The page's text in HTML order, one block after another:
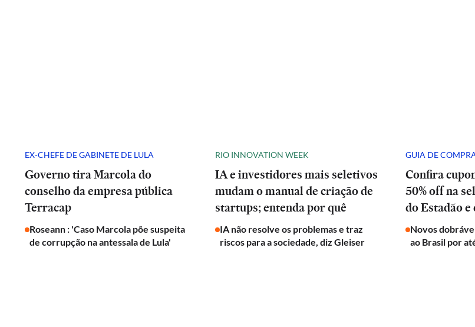
EX-CHEFE DE GABINETE DE LULA
Governo tira Marcola do
conselho da empresa pública
Terracap
Roseann : 'Caso Marcola põe suspeita
de corrupção na antessala de Lula'
RIO INNOVATION WEEK
IA e investidores mais seletivos
mudam o manual de criação de
startups; entenda por quê
IA não resolve os problemas e traz
riscos para a sociedade, diz Gleiser
GUIA DE
Confira
50% off na
do Estadão
Novos
ao Brasil por